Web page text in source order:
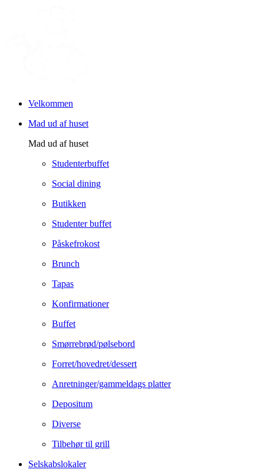
Velkommen
Mad ud af huset
Mad ud af huset
Studenterbuffet
Social dining
Butikken
Studenter buffet
Påskefrokost
Brunch
Tapas
Konfirmationer
Buffet
Smørrebrød/pølsebord
Forret/hovedret/dessert
Anretninger/gammeldags platter
Depositum
Diverse
Tilbehør til grill
Selskabslokaler